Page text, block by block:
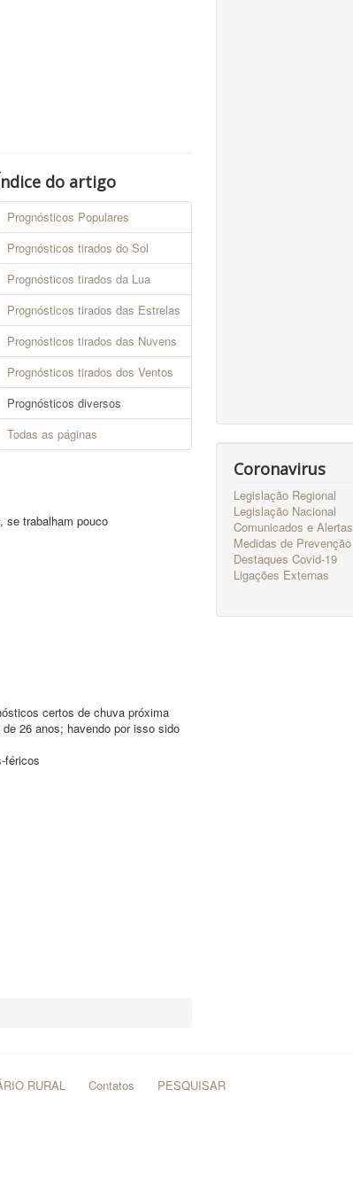
do artigo
Prognósticos Populares
Prognósticos tirados do Sol
Prognósticos tirados da Lua
Prognósticos tirados das Estrelas
Prognósticos tirados das Nuvens
Prognósticos tirados dos Ventos
Prognósticos diversos
Todas as páginas
se trabalham pouco
certos de chuva próxima
26 anos; havendo por isso sido
féricos
Coronavirus
Legislação Regional
Legislação Nacional
Comunicados e Alertas
Medidas de Prevenção
Destaques Covid-19
Ligações Externas
RURAL Contatos PESQUISAR